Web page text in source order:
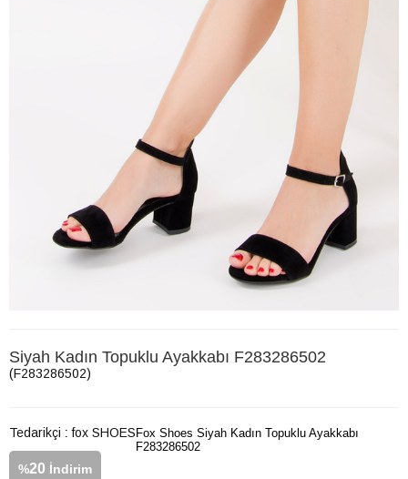
Siyah Kadın Topuklu Ayakkabı F283286502
(F283286502)
Tedarikçi : fox SHOES
%20 İndirim
Fox Shoes Siyah Kadın Topuklu Ayakkabı
F283286502